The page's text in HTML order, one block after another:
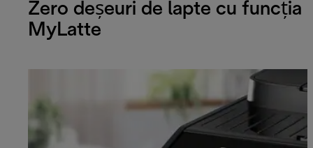
Zero deșeuri de lapte cu funcția
MyLatte